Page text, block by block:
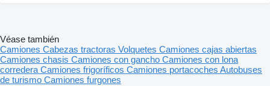
Véase también
Camiones Cabezas tractoras Volquetes Camiones cajas abiertas
Camiones chasis Camiones con gancho Camiones con lona
corredera Camiones frigoríficos Camiones portacoches Autobuses
de turismo Camiones furgones